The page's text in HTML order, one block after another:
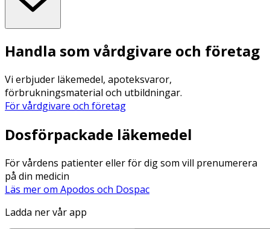
Handla som vårdgivare och företag
Vi erbjuder läkemedel, apoteksvaror,
förbrukningsmaterial och utbildningar.
För vårdgivare och företag
Dosförpackade läkemedel
För vårdens patienter eller för dig som vill prenumerera
på din medicin
Läs mer om Apodos och Dospac
Ladda ner vår app